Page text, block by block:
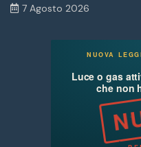
7 Agosto 2026